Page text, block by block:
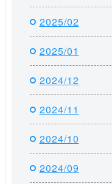
2025/02
2025/01
2024/12
2024/11
2024/10
2024/09